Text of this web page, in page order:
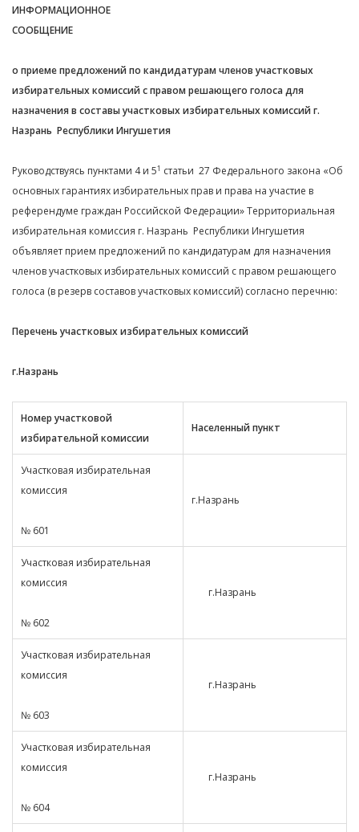
ИНФОРМАЦИОННОЕ
СООБЩЕНИЕ
о приеме предложений по кандидатурам членов участковых
избирательных комиссий с правом решающего голоса для
назначения в составы участковых избирательных комиссий г.
Назрань Республики Ингушетия
Руководствуясь пунктами 4 и 51 статьи 27 Федерального закона «Об
основных гарантиях избирательных прав и права на участие в
референдуме граждан Российской Федерации» Территориальная
избирательная комиссия г. Назрань Республики Ингушетия
объявляет прием предложений по кандидатурам для назначения
членов участковых избирательных комиссий с правом решающего
голоса (в резерв составов участковых комиссий) согласно перечню:
Перечень участковых избирательных комиссий
г.Назрань
Номер участковой
избирательной комиссии
Населенный пункт
Участковая избирательная
комиссия
№ 601
г.Назрань
Участковая избирательная
комиссия
№ 602
г.Назрань
Участковая избирательная
комиссия
№ 603
г.Назрань
Участковая избирательная
комиссия
№ 604
г.Назрань